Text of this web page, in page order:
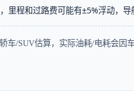
里程和过路费可能有±5%浮动，导
车/SUV估算，实际油耗/电耗会因